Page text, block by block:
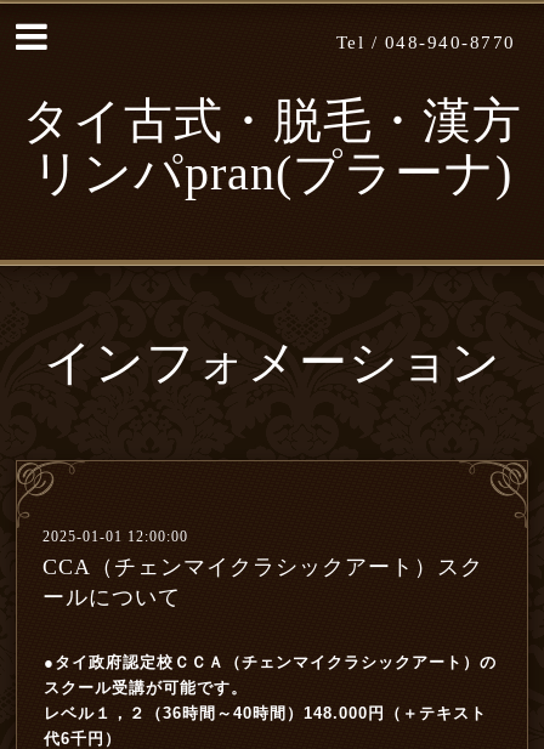
Tel / 048-940-8770
タイ古式・脱毛・漢方
リンパpran(プラーナ)
インフォメーション
2025-01-01 12:00:00
CCA（チェンマイクラシックアート）スク
ールについて
●タイ政府認定校ＣＣＡ（チェンマイクラシックアート）の
スクール受講が可能です。
レベル１，２（36時間～40時間）148.000円（＋テキスト
代6千円）